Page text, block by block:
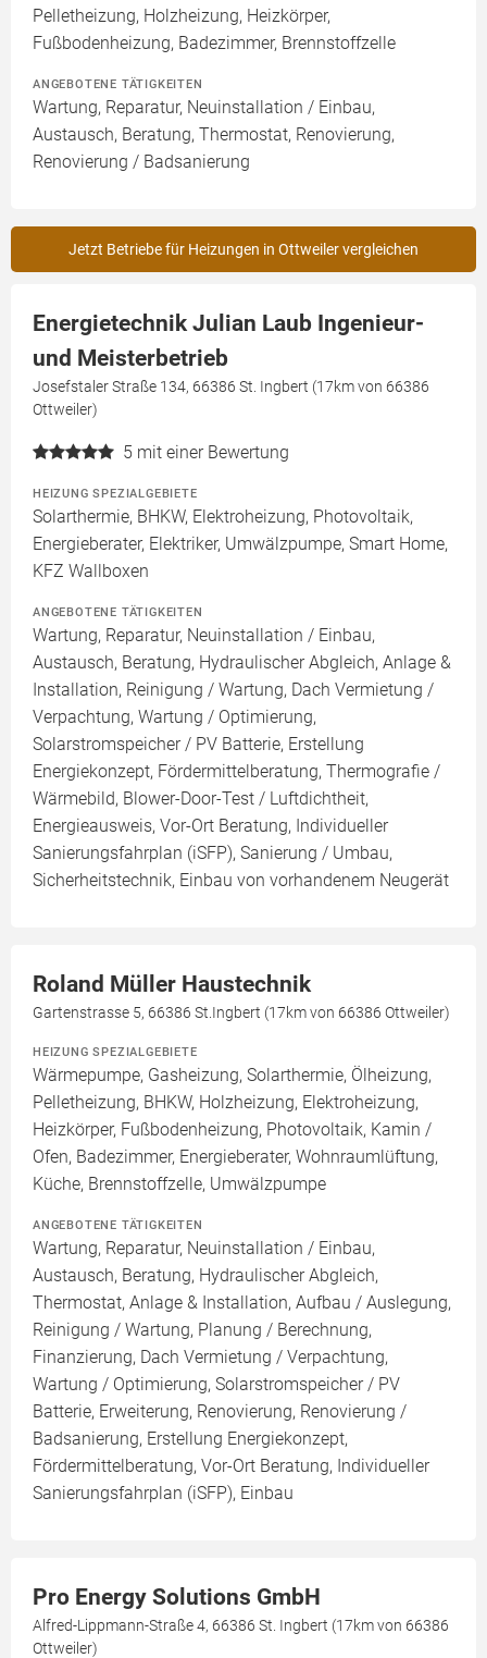
Pelletheizung, Holzheizung, Heizkörper,
Fußbodenheizung, Badezimmer, Brennstoffzelle
ANGEBOTENE TÄTIGKEITEN
Wartung, Reparatur, Neuinstallation / Einbau,
Austausch, Beratung, Thermostat, Renovierung,
Renovierung / Badsanierung
Jetzt Betriebe für Heizungen in Ottweiler vergleichen
Energietechnik Julian Laub Ingenieur-
und Meisterbetrieb
Josefstaler Straße 134, 66386 St. Ingbert (17km von 66386
Ottweiler)
5 mit einer Bewertung
HEIZUNG SPEZIALGEBIETE
Solarthermie, BHKW, Elektroheizung, Photovoltaik,
Energieberater, Elektriker, Umwälzpumpe, Smart Home,
KFZ Wallboxen
ANGEBOTENE TÄTIGKEITEN
Wartung, Reparatur, Neuinstallation / Einbau,
Austausch, Beratung, Hydraulischer Abgleich, Anlage &
Installation, Reinigung / Wartung, Dach Vermietung /
Verpachtung, Wartung / Optimierung,
Solarstromspeicher / PV Batterie, Erstellung
Energiekonzept, Fördermittelberatung, Thermografie /
Wärmebild, Blower-Door-Test / Luftdichtheit,
Energieausweis, Vor-Ort Beratung, Individueller
Sanierungsfahrplan (iSFP), Sanierung / Umbau,
Sicherheitstechnik, Einbau von vorhandenem Neugerät
Roland Müller Haustechnik
Gartenstrasse 5, 66386 St.Ingbert (17km von 66386 Ottweiler)
HEIZUNG SPEZIALGEBIETE
Wärmepumpe, Gasheizung, Solarthermie, Ölheizung,
Pelletheizung, BHKW, Holzheizung, Elektroheizung,
Heizkörper, Fußbodenheizung, Photovoltaik, Kamin /
Ofen, Badezimmer, Energieberater, Wohnraumlüftung,
Küche, Brennstoffzelle, Umwälzpumpe
ANGEBOTENE TÄTIGKEITEN
Wartung, Reparatur, Neuinstallation / Einbau,
Austausch, Beratung, Hydraulischer Abgleich,
Thermostat, Anlage & Installation, Aufbau / Auslegung,
Reinigung / Wartung, Planung / Berechnung,
Finanzierung, Dach Vermietung / Verpachtung,
Wartung / Optimierung, Solarstromspeicher / PV
Batterie, Erweiterung, Renovierung, Renovierung /
Badsanierung, Erstellung Energiekonzept,
Fördermittelberatung, Vor-Ort Beratung, Individueller
Sanierungsfahrplan (iSFP), Einbau
Pro Energy Solutions GmbH
Alfred-Lippmann-Straße 4, 66386 St. Ingbert (17km von 66386
Ottweiler)